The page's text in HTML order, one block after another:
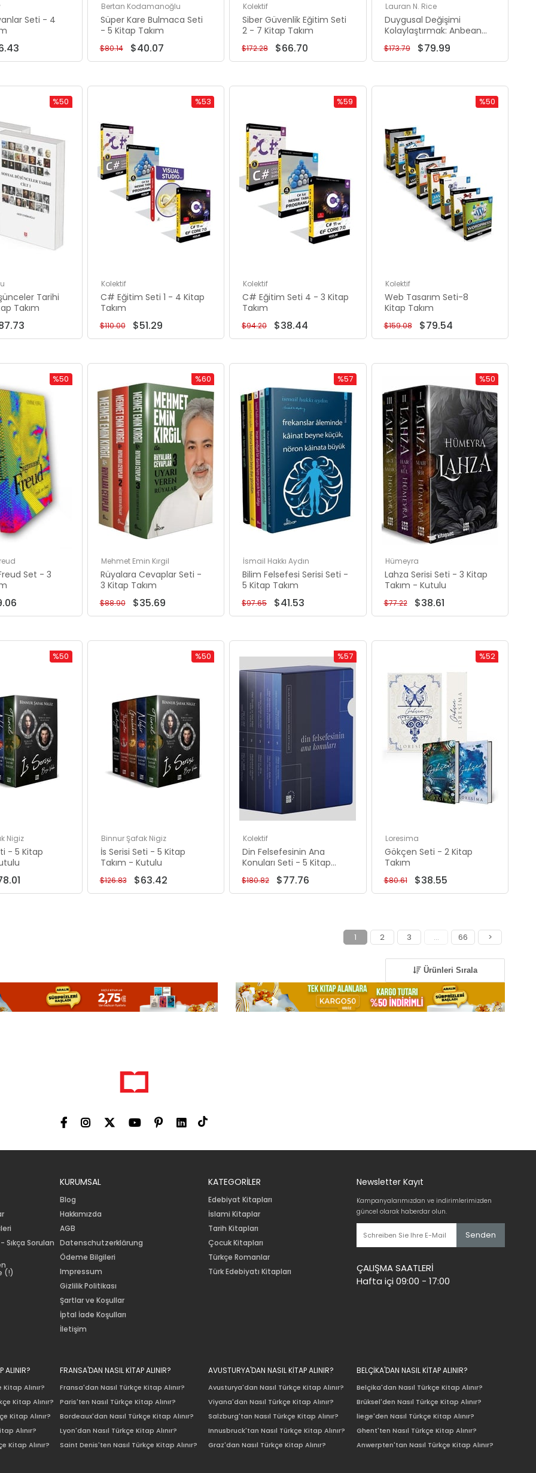
Seti - 4
Bertan Kodamanoğlu
Süper Kare Bulmaca Seti
- 5 Kitap Takım
$40.07
$80.14
Kolektif
Siber Güvenlik Eğitim Seti
2 - 7 Kitap Takım
$66.70
$172.28
Lauran N. Rice
Duygusal Değişimi
Kolaylaştırmak: Anbean
Süreç Seti - 2 Kitap
Takım
$79.99
$173.79
Tarihi
Takım
%50
Kolektif
C# Eğitim Seti 1 - 4 Kitap
Takım
$51.29
$110.00
%53
Kolektif
C# Eğitim Seti 4 - 3 Kitap
Takım
$38.44
$94.20
%59
Kolektif
Web Tasarım Seti-8
Kitap Takım
$79.54
$159.08
%50
Set - 3
%50
Mehmet Emin Kırgil
Rüyalara Cevaplar Seti -
3 Kitap Takım
$35.69
$88.90
%60
Rabatt
%60Rabatt
İsmail Hakkı Aydın
Bilim Felsefesi Serisi Seti -
5 Kitap Takım
$41.53
$97.65
%57
Rabatt
%57Rabatt
Hümeyra
Lahza Serisi Seti - 3 Kitap
Takım - Kutulu
$38.61
$77.22
%50
Rabatt
%50Rabatt
Nigiz
- 5 Kitap
%50
Binnur Şafak Nigiz
İs Serisi Seti - 5 Kitap
Takım - Kutulu
$63.42
$126.83
%50
Kolektif
Din Felsefesinin Ana
Konuları Seti - 5 Kitap
Takım - Kutulu
$77.76
$180.82
%57
Rabatt
%57Rabatt
Loresima
Gökçen Seti - 2 Kitap
Takım
$38.55
$80.61
%52
1 2 3 ... 66 >
Ürünleri Sırala
Sıkça Sorulan
(!)
KURUMSAL
Blog
Hakkımızda
AGB
Datenschutzerklärung
Ödeme Bilgileri
Impressum
Gizlilik Politikası
Şartlar ve Koşullar
İptal İade Koşulları
İletişim
KATEGORİLER
Edebiyat Kitapları
İslami Kitaplar
Tarih Kitapları
Çocuk Kitapları
Türkçe Romanlar
Türk Edebiyatı Kitapları
Newsletter Kayıt
Kampanyalarımızdan ve indirimlerimizden
güncel olarak haberdar olun.
Senden
ÇALIŞMA SAATLERİ
Hafta içi 09:00 - 17:00
ALINIR?
Alınır?
Kitap Alınır?
Kitap Alınır?
Alınır?
Kitap Alınır?
FRANSA'DAN NASIL KİTAP ALINIR?
Fransa'dan Nasıl Türkçe Kitap Alınır?
Paris'ten Nasıl Türkçe Kitap Alınır?
Bordeaux'dan Nasıl Türkçe Kitap Alınır?
Lyon'dan Nasıl Türkçe Kitap Alınır?
Saint Denis'ten Nasıl Türkçe Kitap Alınır?
AVUSTURYA'DAN NASIL KİTAP ALINIR?
Avusturya'dan Nasıl Türkçe Kitap Alınır?
Viyana'dan Nasıl Türkçe Kitap Alınır?
Salzburg'tan Nasıl Türkçe Kitap Alınır?
Innusbruck'tan Nasıl Türkçe Kitap Alınır?
Graz'dan Nasıl Türkçe Kitap Alınır?
BELÇİKA'DAN NASIL KİTAP ALINIR?
Belçika'dan Nasıl Türkçe Kitap Alınır?
Brüksel'den Nasıl Türkçe Kitap Alınır?
liege'den Nasıl Türkçe Kitap Alınır?
Ghent'ten Nasıl Türkçe Kitap Alınır?
Anwerpten'tan Nasıl Türkçe Kitap Alınır?